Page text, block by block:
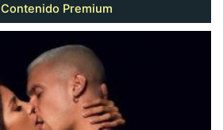
Contenido Premium